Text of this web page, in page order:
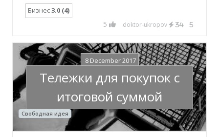
Бизнес3.0 (4)
5 doktor-ukropov 34 5
8 December 2017
Тележки для покупок с
итоговой суммой
Свободная идея